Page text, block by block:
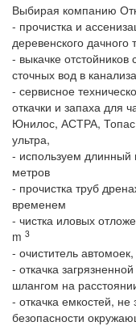
Выбирая компанию
- прочистка и
деревенского
- выкачке
сточных вод в
- сервисное
откачки и запаха для
Юнилос, АСТРА,
ультра,
- используем длинный
метров
- прочистка труб
временем
- чистка иловых
m 3
- очиститель
- откачка
шлангом на
- откачка емкостей,
безопасности